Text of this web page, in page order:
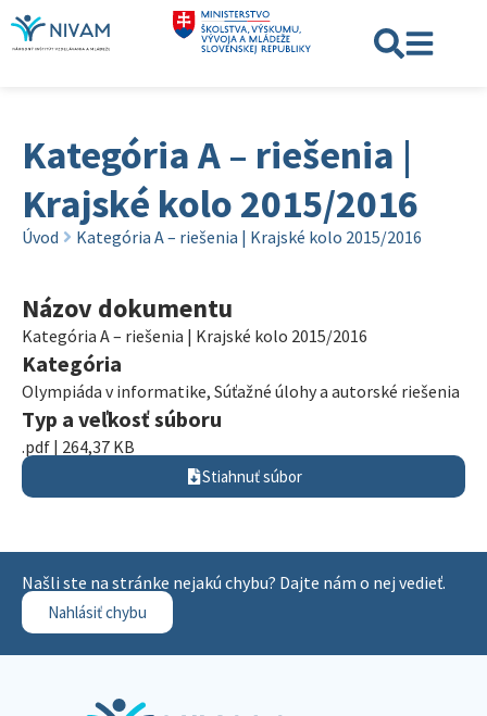
Kategória A – riešenia |
Krajské kolo 2015/2016
Úvod Kategória A – riešenia | Krajské kolo 2015/2016
Názov dokumentu
Kategória A – riešenia | Krajské kolo 2015/2016
Kategória
Olympiáda v informatike, Súťažné úlohy a autorské riešenia
Typ a veľkosť súboru
.pdf | 264,37 KB
Stiahnuť súbor
Našli ste na stránke nejakú chybu? Dajte nám o nej vedieť.
Nahlásiť chybu